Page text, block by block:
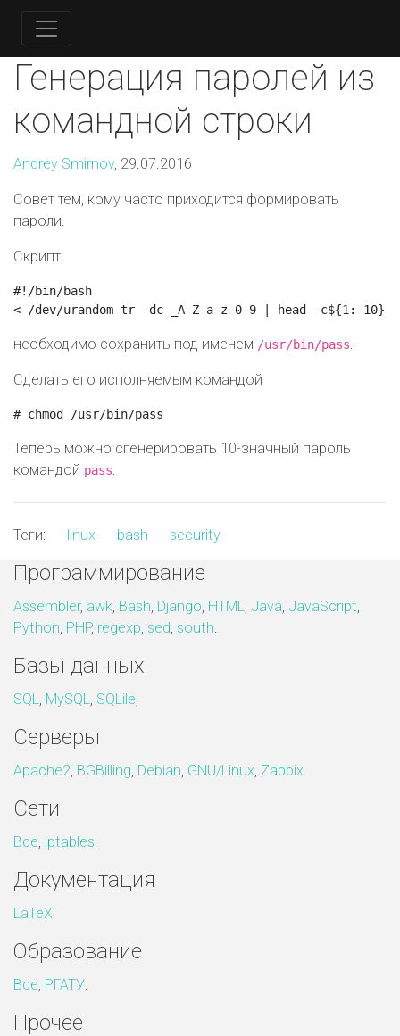
Генерация паролей из
командной строки
Andrey Smirnov, 29.07.2016
Совет тем, кому часто приходится формировать
пароли.
Скрипт
#!/bin/bash
необходимо сохранить под именем /usr/bin/pass.
Сделать его исполняемым командой
Теперь можно сгенерировать 10-значный пароль
командой pass.
Теги: linux bash security
Программирование
Assembler, awk, Bash, Django, HTML, Java, JavaScript,
Python, PHP, regexp, sed, south.
Базы данных
SQL, MySQL, SQLile,
Серверы
Apache2, BGBilling, Debian, GNU/Linux, Zabbix.
Сети
Все, iptables.
Документация
LaTeX.
Образование
Все, РГАТУ.
Прочее